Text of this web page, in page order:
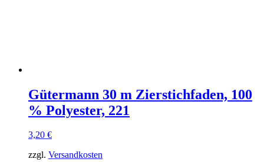
Gütermann 30 m Zierstichfaden, 100
% Polyester, 221
3,20 €
zzgl. Versandkosten